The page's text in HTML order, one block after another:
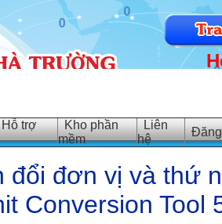
trợ
Kho phần
mềm
Liên
hệ
đổi đơn vị và thứ
Conversion Tool